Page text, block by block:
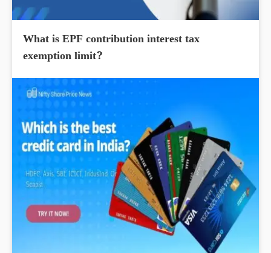
What is EPF contribution interest tax
exemption limit?